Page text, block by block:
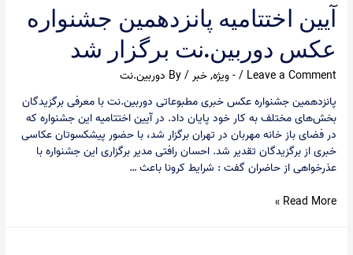
آیین اختتامیه پانزدهمین جشنواره
عکس دوربین.نت برگزار شد
Leave a Comment
/- ویژه,خبر / By
دوربین.نت
پانزدهمین جشنواره عکس خبری مطبوعاتی دوربین.نت با معرفی برگزیدگان
بخش‌های مختلف به کار خود پایان داد. در آیین اختتامیه این جشنواره که
در فضای باز خانه مهربان در تهران برگزار شد، با حضور پیشکسوتان عکاسی
خبری از برگزیدگان تقدیر شد. احسان رافتی مدیر برگزاری این جشنواره با
عذرخواهی از حاضران گفت : شرایط کرونا باعث …
آیین
Read More »